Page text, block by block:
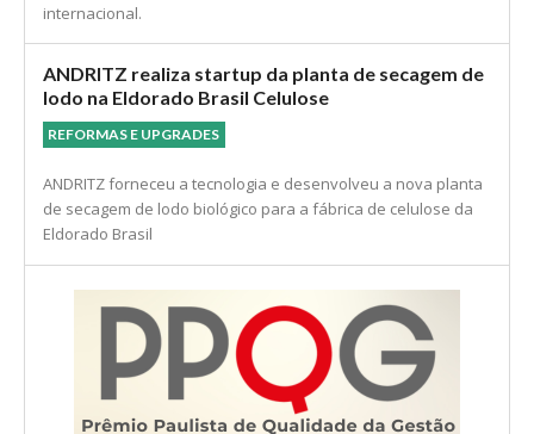
internacional.
ANDRITZ realiza startup da planta de secagem de
lodo na Eldorado Brasil Celulose
REFORMAS E UPGRADES
ANDRITZ forneceu a tecnologia e desenvolveu a nova planta
de secagem de lodo biológico para a fábrica de celulose da
Eldorado Brasil